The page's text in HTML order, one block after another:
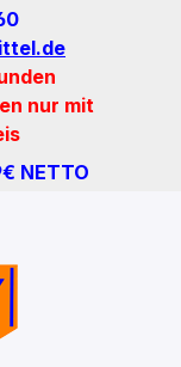
nur mit
NETTO